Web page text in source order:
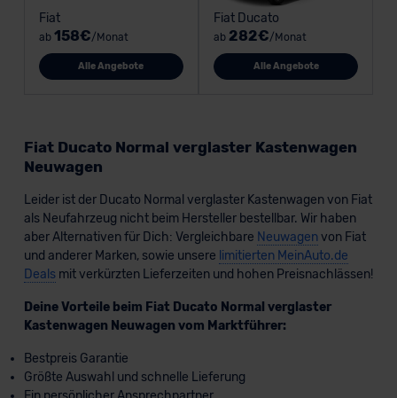
Fiat
ab 158€/Monat
Alle Angebote
Fiat Ducato
ab 282€/Monat
Alle Angebote
Fiat Ducato Normal verglaster Kastenwagen
Neuwagen
Leider ist der Ducato Normal verglaster Kastenwagen von Fiat
als Neufahrzeug nicht beim Hersteller bestellbar. Wir haben
aber Alternativen für Dich: Vergleichbare Neuwagenvon Fiat
und anderer Marken, sowie unsere limitierten MeinAuto.de
Dealsmit verkürzten Lieferzeiten und hohen Preisnachlässen!
Deine Vorteile beim Fiat Ducato Normal verglaster
Kastenwagen Neuwagen vom Marktführer:
Bestpreis Garantie
Größte Auswahl und schnelle Lieferung